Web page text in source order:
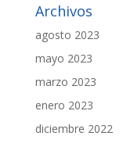
Archivos
agosto 2023
mayo 2023
marzo 2023
enero 2023
diciembre 2022